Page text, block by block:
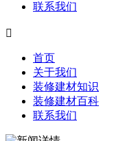
联系我们

首页
关于我们
装修建材知识
装修建材百科
联系我们